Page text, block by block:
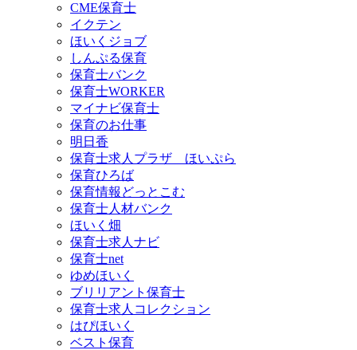
CME保育士
イクテン
ほいくジョブ
しんぷる保育
保育士バンク
保育士WORKER
マイナビ保育士
保育のお仕事
明日香
保育士求人プラザ ほいぷら
保育ひろば
保育情報どっとこむ
保育士人材バンク
ほいく畑
保育士求人ナビ
保育士net
ゆめほいく
ブリリアント保育士
保育士求人コレクション
はぴほいく
ベスト保育